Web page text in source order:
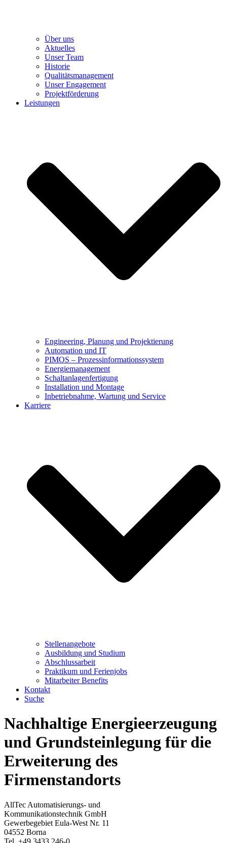
Über uns
Aktuelles
Unser Team
Historie
Qualitätsmanagement
Unser Engagement
Projektförderung
Leistungen
Engineering, Planung und Projektierung
Automation und IT
PIMOS – Prozessinformationssystem
Energiemanagement
Schaltanlagenfertigung
Installation und Montage
Inbetriebnahme, Wartung und Service
Karriere
Stellenangebote
Ausbildung und Studium
Abschlussarbeit
Praktikum und Ferienjobs
Mitarbeiter Benefits
Kontakt
Suche
Nachhaltige Energieerzeugung
und Grundsteinlegung für die
Erweiterung des
Firmenstandorts
AllTec Automatisierungs- und
Kommunikationstechnik GmbH
Gewerbegebiet Eula-West Nr. 11
04552 Borna
Tel. +49 3433 246-0